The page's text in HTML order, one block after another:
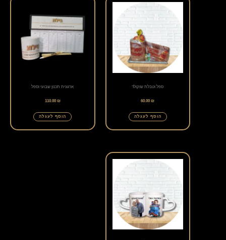
ספל וטבלת שוקולד
60.00₪
הוסף לעגלה
ארגונית תכנון שבועי וספל
110.00 ₪
הוסף לעגלה